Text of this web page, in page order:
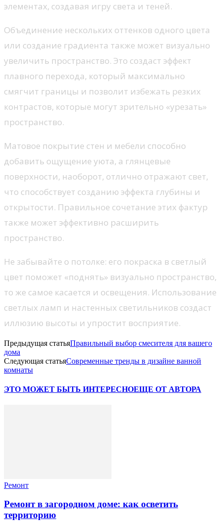
элементах, создавая игру света и теней.
Объединение нескольких оттенков одного цвета
или создание градиента также может визуально
увеличить пространство. Это создаст эффект
плавного перехода, который максимально
смягчит границы и позволит избежать резких
контрастов, которые могут зрительно «урезать»
пространство.
Матовое покрытие стен и мебели способно
добавить ощущение уюта, а глянцевые
поверхности, наоборот, отлично отражают свет,
что способствует созданию эффекта глубины и
открытости. Правильное сочетание этих фактур
также может эффективно расширить
пространство.
Не забывайте о потолке: его покраска в светлый
цвет поможет «поднять» визуально пространство,
то же самое касается и освещения. Использование
светлых ламп и настенных светильников создаст
иллюзию высоты и упростит восприятие.
Предыдущая статьяПравильный выбор смесителя для вашего
дома
Следующая статьяСовременные тренды в дизайне ванной
комнаты
ЭТО МОЖЕТ БЫТЬ ИНТЕРЕСНОЕЩЕ ОТ АВТОРА
Ремонт
Ремонт в загородном доме: как осветить
территорию